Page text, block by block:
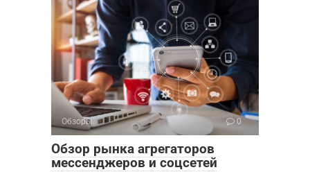
Обзоры 0
Обзор рынка агрегаторов
мессенджеров и соцсетей